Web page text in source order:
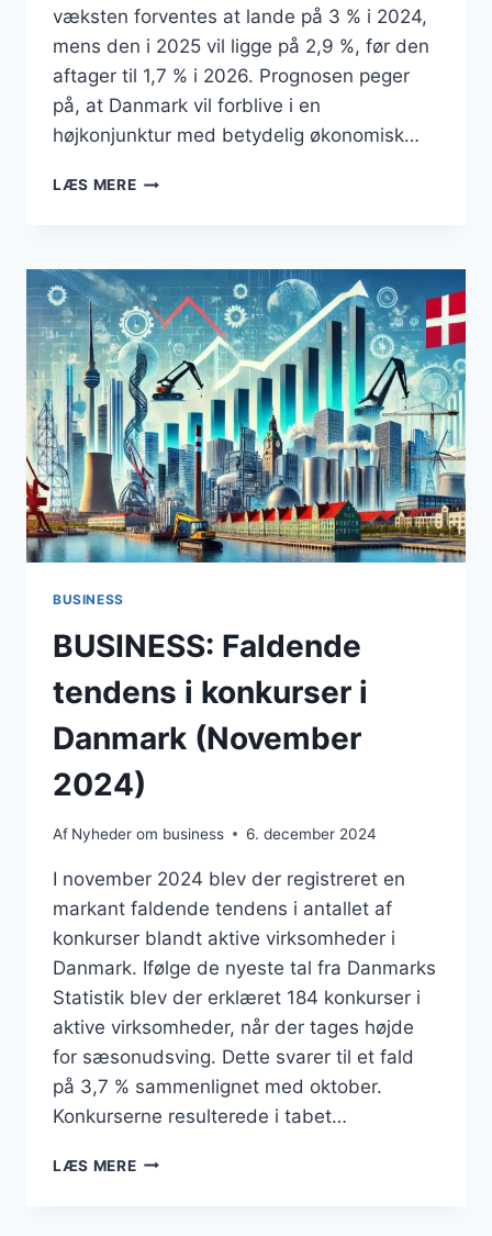
væksten forventes at lande på 3 % i 2024,
mens den i 2025 vil ligge på 2,9 %, før den
aftager til 1,7 % i 2026. Prognosen peger
på, at Danmark vil forblive i en
højkonjunktur med betydelig økonomisk…
LÆS MERESTÆRK
TRODS
GLOBALE
USIKKERHEDER
BUSINESS
BUSINESS: Faldende
tendens i konkurser i
Danmark (November
2024)
Af Nyheder om business 6. december 2024
I november 2024 blev der registreret en
markant faldende tendens i antallet af
konkurser blandt aktive virksomheder i
Danmark. Ifølge de nyeste tal fra Danmarks
Statistik blev der erklæret 184 konkurser i
aktive virksomheder, når der tages højde
for sæsonudsving. Dette svarer til et fald
på 3,7 % sammenlignet med oktober.
Konkurserne resulterede i tabet…
LÆS MEREBUSINESS: